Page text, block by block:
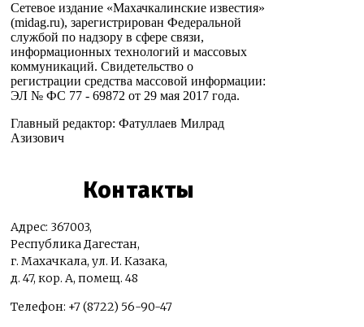
Сетевое издание «Махачкалинские известия»
(midag.ru), зарегистрирован Федеральной
службой по надзору в сфере связи,
информационных технологий и массовых
коммуникаций. Свидетельство о
регистрации средства массовой информации:
ЭЛ № ФС 77 - 69872 от 29 мая 2017 года.
Главный редактор: Фатуллаев Милрад
Азизович
Контакты
Адрес: 367003,
Республика Дагестан,
г. Махачкала, ул. И. Казака,
д. 47, кор. А, помещ. 48
Телефон: +7 (8722) 56-90-47